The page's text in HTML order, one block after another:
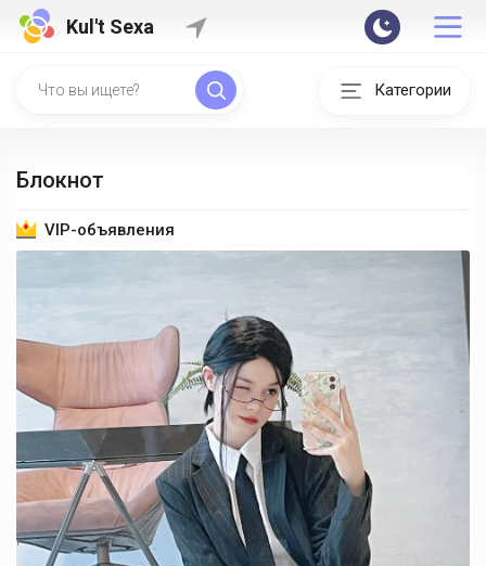
Kul't Sexa
Категории
Блокнот
VIP-объявления